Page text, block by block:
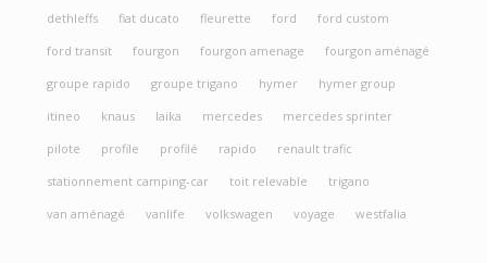
dethleffs
fiat ducato fleurette ford
ford custom
ford transit
fourgon fourgon amenage
fourgon aménagé
groupe rapido
groupe trigano hymer
hymer group
itineo
knaus laika mercedes
mercedes sprinter
pilote
profile profilé rapido
renault trafic
stationnement camping-car
toit relevable
trigano
van aménagé
vanlife volkswagen voyage westfalia